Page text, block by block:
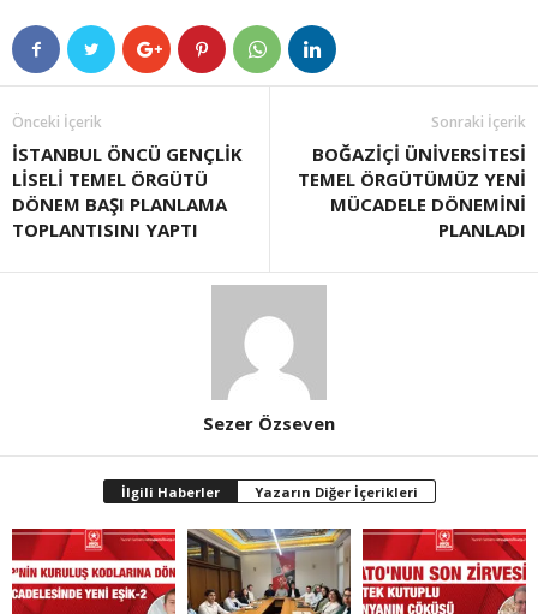
Önceki İçerik
İSTANBUL ÖNCÜ GENÇLİK
LİSELİ TEMEL ÖRGÜTÜ
DÖNEM BAŞI PLANLAMA
TOPLANTISINI YAPTI
Sonraki İçerik
BOĞAZİÇİ ÜNİVERSİTESİ
TEMEL ÖRGÜTÜMÜZ YENİ
MÜCADELE DÖNEMİNİ
PLANLADI
Sezer Özseven
İlgili Haberler Yazarın Diğer İçerikleri